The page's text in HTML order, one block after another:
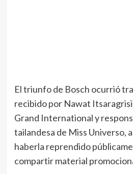
El triunfo de Bosch ocurrió
recibido por Nawat
Grand International y
tailandesa de Miss Universo,
haberla reprendido
compartir material